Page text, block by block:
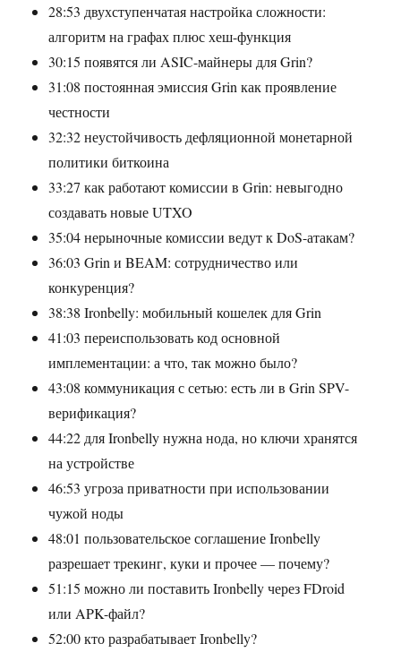
28:53 двухступенчатая настройка сложности:
алгоритм на графах плюс хеш-функция
30:15 появятся ли ASIC-майнеры для Grin?
31:08 постоянная эмиссия Grin как проявление
честности
32:32 неустойчивость дефляционной монетарной
политики биткоина
33:27 как работают комиссии в Grin: невыгодно
создавать новые UTXO
35:04 нерыночные комиссии ведут к DoS-атакам?
36:03 Grin и BEAM: сотрудничество или
конкуренция?
38:38 Ironbelly: мобильный кошелек для Grin
41:03 переиспользовать код основной
имплементации: а что, так можно было?
43:08 коммуникация с сетью: есть ли в Grin SPV-
верификация?
44:22 для Ironbelly нужна нода, но ключи хранятся
на устройстве
46:53 угроза приватности при использовании
чужой ноды
48:01 пользовательское соглашение Ironbelly
разрешает трекинг, куки и прочее — почему?
51:15 можно ли поставить Ironbelly через FDroid
или APK-файл?
52:00 кто разрабатывает Ironbelly?